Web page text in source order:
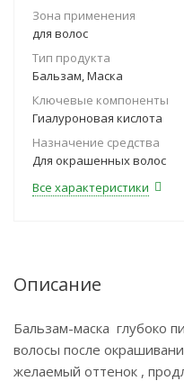
Зона применения
для волос
Тип продукта
Бальзам, Маска
Ключевые компоненты
Гиалуроновая кислота
Назначение средства
Для окрашенных волос
Все характеристики
Описание
Бальзам-маска глубоко
волосы после
желаемый оттенок ,